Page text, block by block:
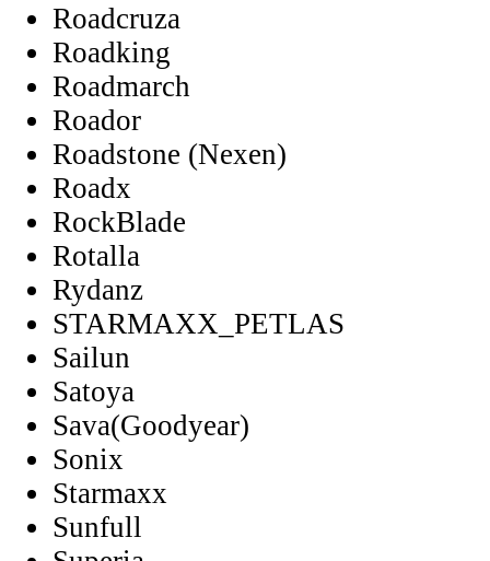
Roadcruza
Roadking
Roadmarch
Roador
Roadstone (Nexen)
Roadx
RockBlade
Rotalla
Rydanz
STARMAXX_PETLAS
Sailun
Satoya
Sava(Goodyear)
Sonix
Starmaxx
Sunfull